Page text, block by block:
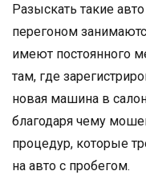
Разыскать такие
перегоном
имеют постоянного
там, где
новая машина в
благодаря чему
процедур, которые
на авто с пробегом.